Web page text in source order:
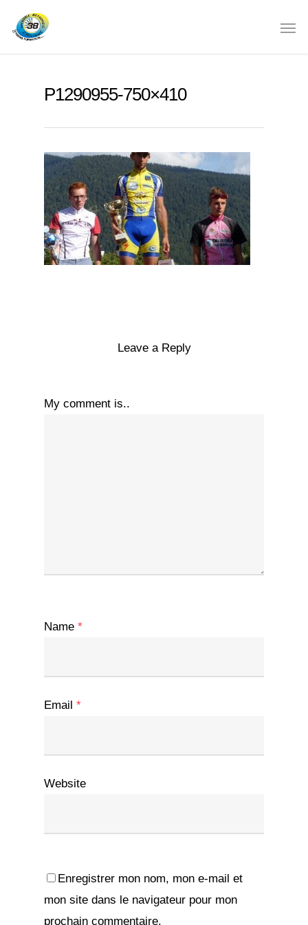
P1290955-750×410
Leave a Reply
My comment is..
Name *
Email *
Website
Enregistrer mon nom, mon e-mail et
mon site dans le navigateur pour mon
prochain commentaire.